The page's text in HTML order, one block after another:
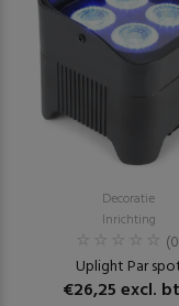
Decoratie
Inrichting
Uplight Par
€26,25 excl.